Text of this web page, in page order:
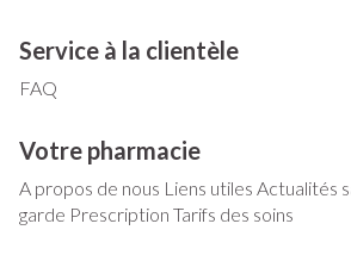
Service à la clientèle
FAQ
Votre pharmacie
A propos de nous Liens utiles Actualités
garde Prescription Tarifs des soins